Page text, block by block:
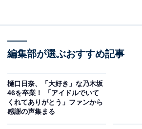
編集部が選ぶおすすめ記事
樋口日奈、「大好き」な乃木坂
46を卒業！ 「アイドルでいて
くれてありがとう」ファンから
感謝の声集まる